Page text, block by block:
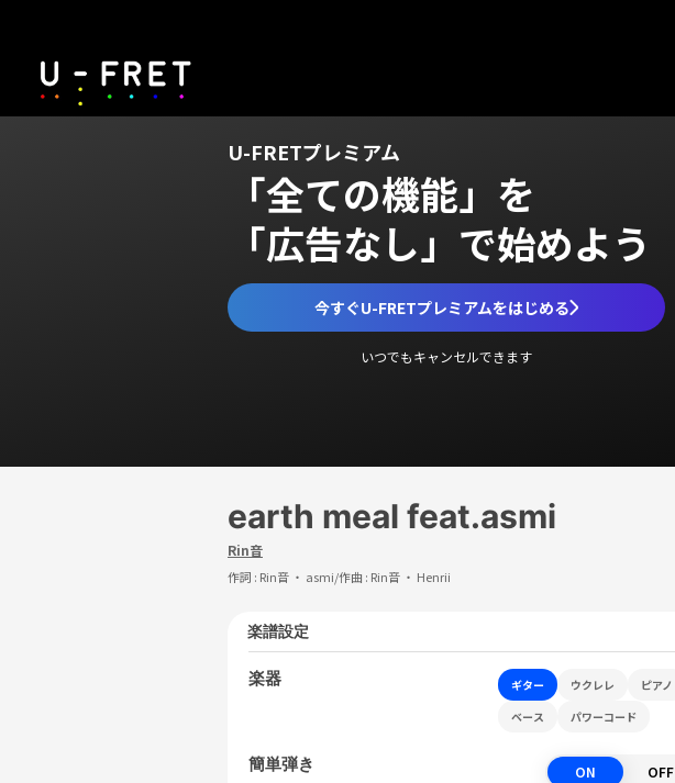
U-FRETプレミアム
「全ての機能」を
「広告なし」で始めよう
今すぐU-FRETプレミアムをはじめる
いつでもキャンセルできます
earth meal feat.asmi
Rin音
作詞 : Rin音 ・ asmi/作曲 : Rin音 ・ Henrii
楽譜設定
楽器 ギター ウクレレ
ピアノ
ベース
パワーコード
簡単弾き ON OFF